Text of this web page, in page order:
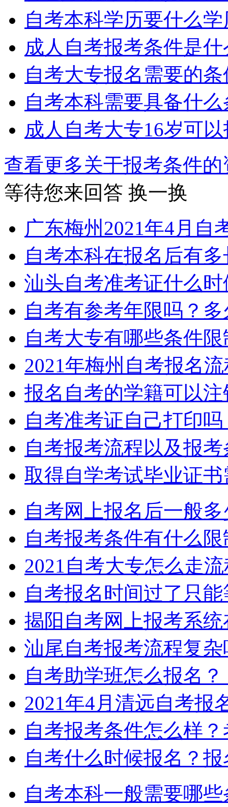
自考本科学历要什么
成人自考报考条件是
自考大专报名需要的
自考本科需要具备什
成人自考大专16岁可
查看更多关于报考条件
等待您来回答 换一换
广东梅州2021年4月自
自考本科在报名后有
汕头自考准考证什么
自考有参考年限吗？
自考大专有哪些条件
2021年梅州自考报名
报名自考的学籍可以
自考准考证自己打印
自考报考流程以及报
取得自学考试毕业证
自考网上报名后一般
自考报考条件有什么
2021自考大专怎么走
自考报名时间过了只
揭阳自考网上报考系
汕尾自考报考流程复
自考助学班怎么报名？
2021年4月清远自考报
自考报考条件怎么样
自考什么时候报名？
自考本科一般需要哪